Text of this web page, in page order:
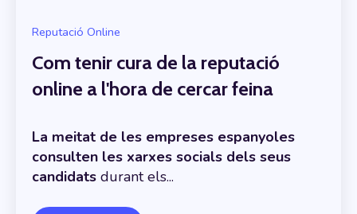
Reputació Online
Com tenir cura de la reputació
online a l'hora de cercar feina
La meitat de les empreses espanyoles
consulten les xarxes socials dels seus
candidats durant els...